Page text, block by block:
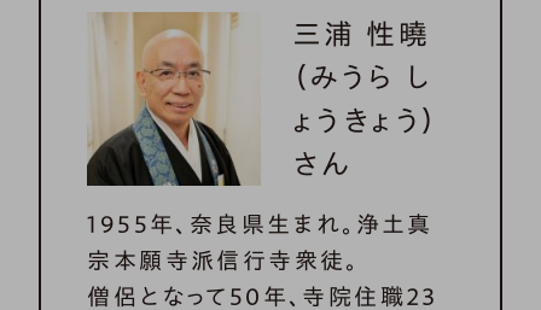
三浦 性曉
（みうら し
ょうきょう）
さん
1955年、奈良県生まれ。浄土真
宗本願寺派信行寺衆徒。
僧侶となって50年、寺院住職23